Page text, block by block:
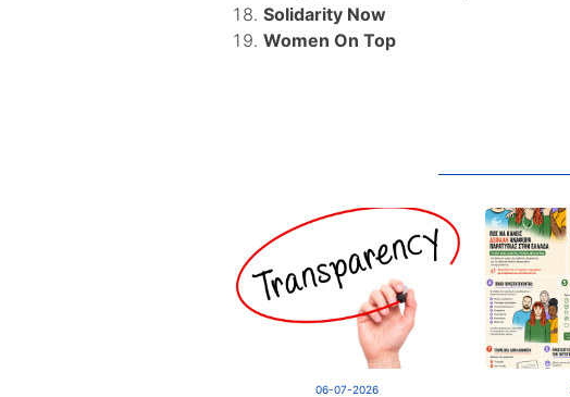
Solidarity Now
Women On Top
06-07-2026